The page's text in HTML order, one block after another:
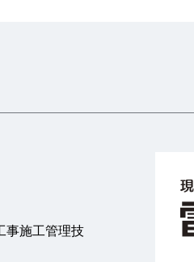
・～電気工
・シン・大
事施工管理技